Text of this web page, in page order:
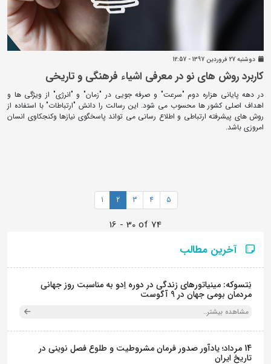
دوشنبه 27 فروردين 1397 - 12:57
کاربرد روش های نو در معرفی اشیاء فرهنگی و تاریخی
در دهه پایانی هزاره دوم "سرعت" و صرفه جویی در "زمان" و "انرژی" از ویژگی ها و
اهداف اصلی کشور ها محسوب می شود. این رسالت را دانش "ارتباطات" با استفاده از
روش های پیشرفته ارتباطی و اطلاع رسانی می تواند پاسخگوی نیازها وکنجکاوی انسان
امروزی باشد.
1 2 3 4 5
16 - 30 of 74
آخرین مطالب
نِتسوکه: مینیاتورهای زندگی در دوره اِدو به مناسبت روز جهانی
مردمان بومی جهان در 9 آگوست
مشاهده بیشتر..
14 مرداد؛ یادآور صدور فرمان مشروطیت و طلوع فصل نوینی در
تاریخ ایران